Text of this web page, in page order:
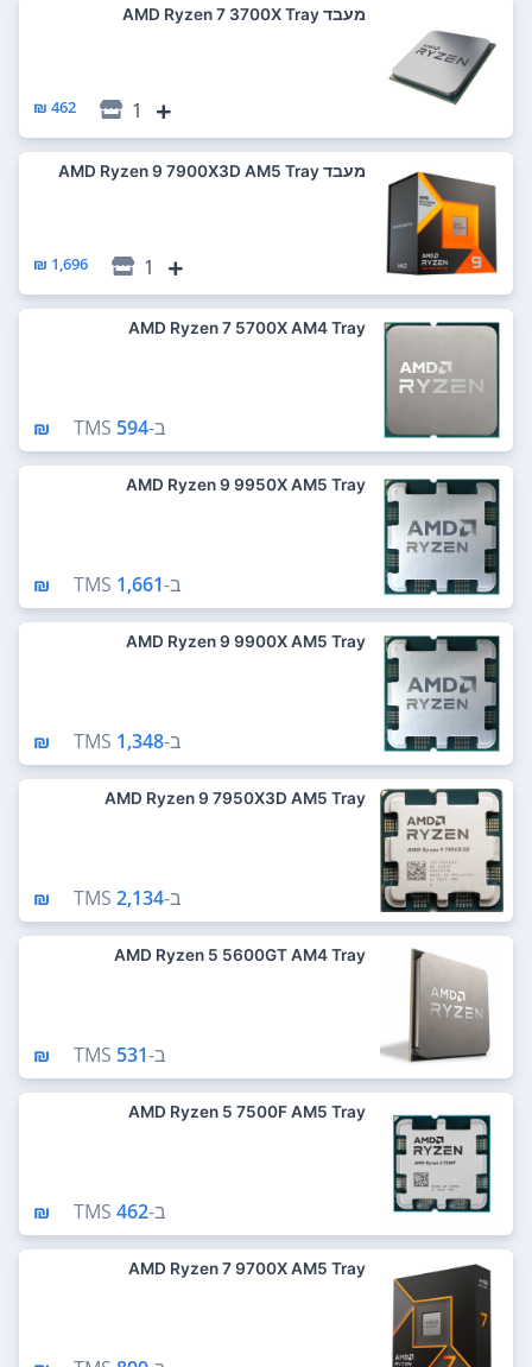
מעבד AMD Ryzen 7 3700X Tray
1
462 ₪
מעבד AMD Ryzen 9 7900X3D AM5 Tray
1
1,696 ₪
AMD Ryzen 7 5700X AM4 Tray
ב- TMS 594 ₪
AMD Ryzen 9 9950X AM5 Tray
ב- TMS 1,661 ₪
AMD Ryzen 9 9900X AM5 Tray
ב- TMS 1,348 ₪
AMD Ryzen 9 7950X3D AM5 Tray
ב- TMS 2,134 ₪
AMD Ryzen 5 5600GT AM4 Tray
ב- TMS 531 ₪
AMD Ryzen 5 7500F AM5 Tray
ב- TMS 462 ₪
AMD Ryzen 7 9700X AM5 Tray